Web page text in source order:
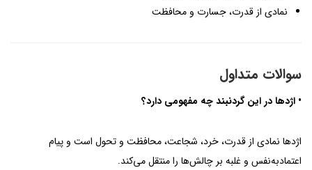
نمادی از قدرت، جسارت و محافظت
سوالات متداول
• اژدها در این گردنبند چه مفهومی دارد؟
اژدها نمادی از قدرت، خرد، شجاعت، محافظت و تحول است و پیام
اعتمادبه‌نفس و غلبه بر چالش‌ها را منتقل می‌کند.